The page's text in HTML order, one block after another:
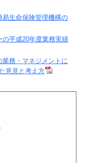
生命保険管理機構の
平成20年度業務実績
務・マネジメントに
意見と考え方